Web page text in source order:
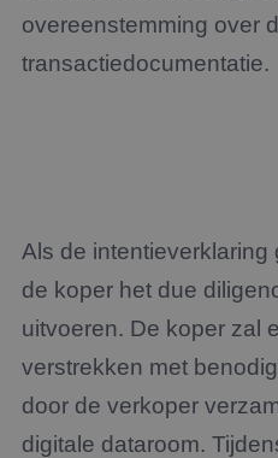
overeenstemming over
transactiedocumentatie.
Als de
de koper het due
uitvoeren. De koper zal
verstrekken met
door de verkoper
digitale dataroom.